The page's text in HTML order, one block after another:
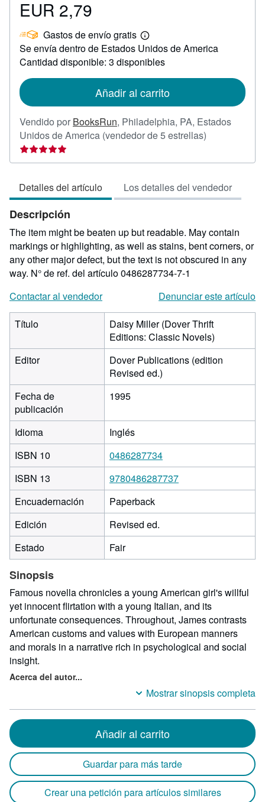
Precio
2,79
EUR 2,79
Gastos de envío gratis
Más
información
sobre
las
envío
Se envía dentro de Estados Unidos de America
Cantidad disponible: 3 disponibles
Añadir al carrito
Vendido por BooksRun, Philadelphia, PA, Estados
Unidos de America (vendedor de 5 estrellas)
vendedor:
de
5
Detalles del artículo Los detalles del vendedor
Descripción
The item might be beaten up but readable. May contain
markings or highlighting, as well as stains, bent corners, or
any other major defect, but the text is not obscured in any
way. N° de ref. del artículo 0486287734-7-1
Contactar al vendedor
Denunciar este artículo
Título
Daisy Miller (Dover Thrift
Editions: Classic Novels)
Editor
Dover Publications (edition
Revised ed.)
Fecha de
publicación
1995
Idioma
Inglés
ISBN 10
0486287734
ISBN 13
9780486287737
Encuadernación
Paperback
Edición
Revised ed.
Estado
Fair
Sinopsis
Famous novella chronicles a young American girl's willful
yet innocent flirtation with a young Italian, and its
unfortunate consequences. Throughout, James contrasts
American customs and values with European manners
and morals in a narrative rich in psychological and social
insight.
Acerca del autor...
Mostrar sinopsis completa
Añadir al carrito
Guardar para más tarde
Crear una petición para artículos similares